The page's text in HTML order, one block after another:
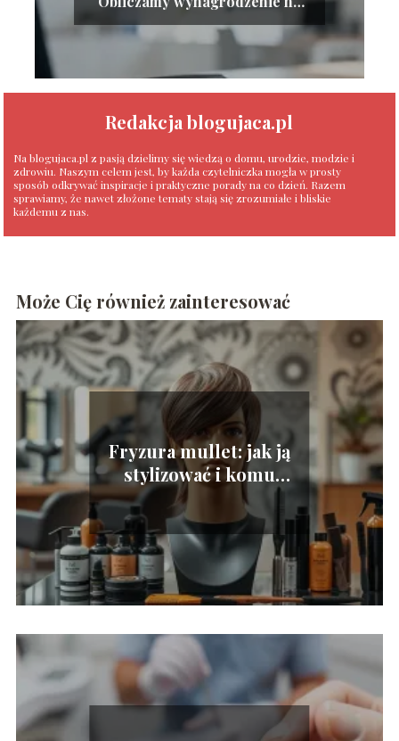
Redakcja blogujaca.pl
Na blogujaca.pl z pasją dzielimy się wiedzą o domu, urodzie, modzie i
zdrowiu. Naszym celem jest, by każda czytelniczka mogła w prosty
sposób odkrywać inspiracje i praktyczne porady na co dzień. Razem
sprawiamy, że nawet złożone tematy stają się zrozumiałe i bliskie
każdemu z nas.
Może Cię również zainteresować
Fryzura mullet: jak ją
stylizować i komu
pasuje?